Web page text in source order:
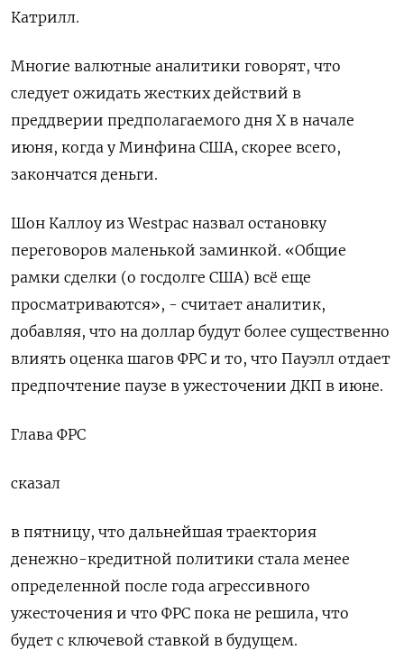
Катрилл.
Многие валютные аналитики говорят, что
следует ожидать жестких действий в
преддверии предполагаемого дня X в начале
июня, когда у Минфина США, скорее всего,
закончатся деньги.
Шон Каллоу из Westpac назвал остановку
переговоров маленькой заминкой. «Общие
рамки сделки (о госдолге США) всё еще
просматриваются», - считает аналитик,
добавляя, что на доллар будут более существенно
влиять оценка шагов ФРС и то, что Пауэлл отдает
предпочтение паузе в ужесточении ДКП в июне.
Глава ФРС
сказал
в пятницу, что дальнейшая траектория
денежно-кредитной политики стала менее
определенной после года агрессивного
ужесточения и что ФРС пока не решила, что
будет с ключевой ставкой в будущем.